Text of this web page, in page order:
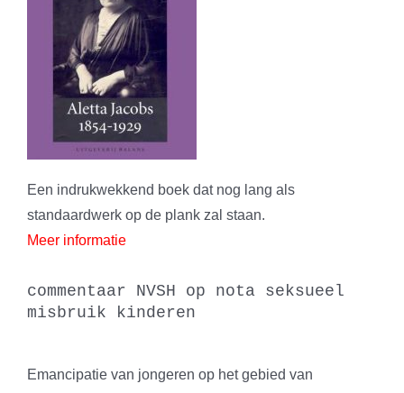
Een indrukwekkend boek dat nog lang als
standaardwerk op de plank zal staan.
Meer informatie
commentaar NVSH op nota seksueel
misbruik kinderen
Emancipatie van jongeren op het gebied van